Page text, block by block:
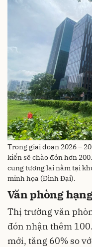
Trong giai đoạn 2026 –
kiến sẽ chào đón hơn
cung tương lai nằm tại
minh họa (Đình Đại).
Văn phòng
Thị trường văn
đón nhận thêm
mới, tăng 60% so